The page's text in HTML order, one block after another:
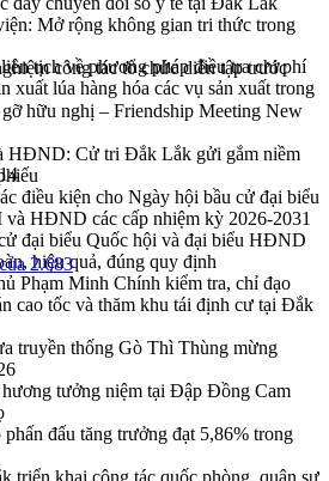
Mở rộng không gian tri thức trong
công tác tổ chức diễn tập trước
hữu nghị – Friendship Meeting New
HĐND: Cử tri Đắk Lắk gửi gắm niềm
điều kiện cho Ngày hội bầu cử đại biểu
HĐND các cấp nhiệm kỳ 2026-2031
đại biểu Quốc hội và đại biểu HĐND
hiệu quả, đúng quy định
Phạm Minh Chính kiểm tra, chỉ đạo
cao tốc và thăm khu tái định cư tại Đắk
truyền thống Gò Thì Thùng mừng
tưởng niệm tại Đập Đồng Cam
đấu tăng trưởng đạt 5,86% trong
tịch về phương pháp điều tra chi phí
xuất lúa hàng hóa các vụ sản xuất trong
2.683